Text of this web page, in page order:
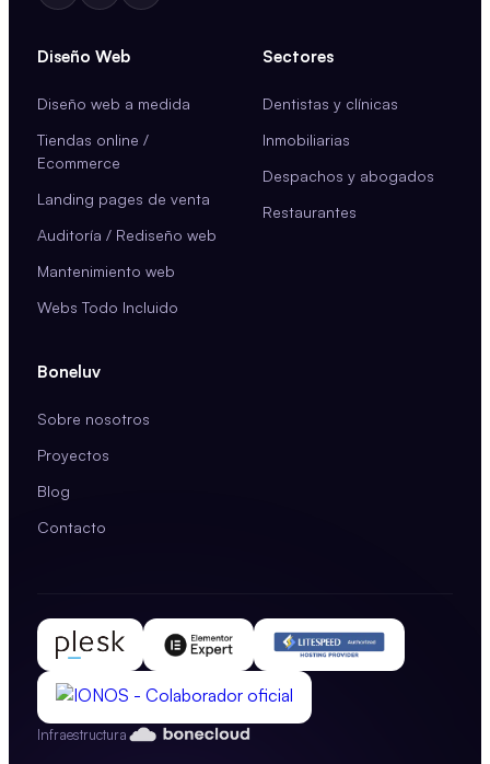
Diseño Web
Diseño web a medida
Tiendas online /
Ecommerce
Landing pages de venta
Auditoría / Rediseño web
Mantenimiento web
Webs Todo Incluido
Sectores
Dentistas y clínicas
Inmobiliarias
Despachos y abogados
Restaurantes
Boneluv
Sobre nosotros
Proyectos
Blog
Contacto
Infraestructura